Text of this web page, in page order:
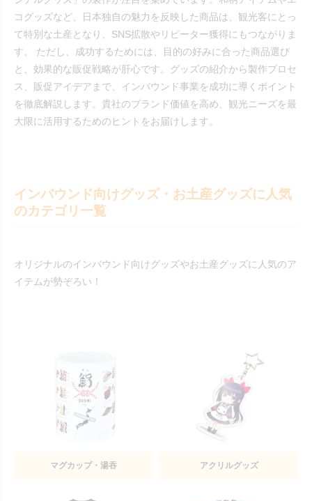
コグッズなど、日本独自の魅力を反映した商品は、観光客にとっ
て特別な土産となり、SNS拡散やリピーター獲得にもつながりま
す。 ただし、成功するためには、目的の好みに合った商品選び
と、効果的な販促戦略が肝心です。グッズの紹介から製作プロセ
ス、販促アイデアまで、インバウンド事業を成功に導くポイント
を徹底解説します。貴社のブランド価値を高め、観光ニーズを最
大限に活用するためのヒントをお届けします。
インバウンド向けグッズ・お土産グッズに人気
のカテゴリ一覧
オリジナルのインバウンド向けグッズやお土産グッズに人気のア
イテムが勢ぞろい！
マグカップ・湯吞 アクリルグッズ